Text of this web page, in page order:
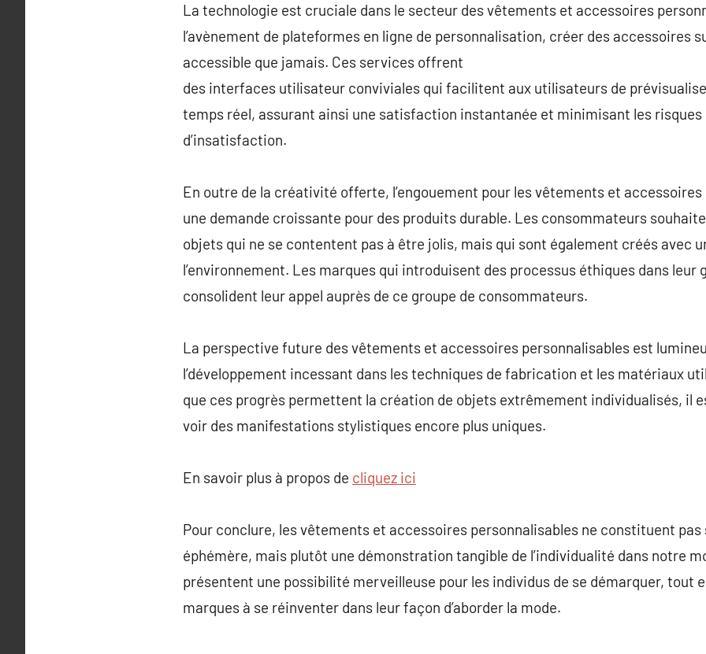
La technologie est cruciale dans le secteur des vêtements et accessoires
l’avènement de plateformes en ligne de personnalisation, créer des accessoires
accessible que jamais. Ces services offrent
des interfaces utilisateur conviviales qui facilitent aux utilisateurs de
temps réel, assurant ainsi une satisfaction instantanée et minimisant les risques
d’insatisfaction.
En outre de la créativité offerte, l’engouement pour les vêtements et
une demande croissante pour des produits durable. Les consommateurs
objets qui ne se contentent pas à être jolis, mais qui sont également créés avec
l’environnement. Les marques qui introduisent des processus éthiques dans leur
consolident leur appel auprès de ce groupe de consommateurs.
La perspective future des vêtements et accessoires personnalisables est
l’développement incessant dans les techniques de fabrication et les matériaux
que ces progrès permettent la création de objets extrêmement individualisés, il
voir des manifestations stylistiques encore plus uniques.
En savoir plus à propos de cliquez ici
Pour conclure, les vêtements et accessoires personnalisables ne constituent
éphémère, mais plutôt une démonstration tangible de l’individualité dans notre
présentent une possibilité merveilleuse pour les individus de se démarquer, tout
marques à se réinventer dans leur façon d’aborder la mode.